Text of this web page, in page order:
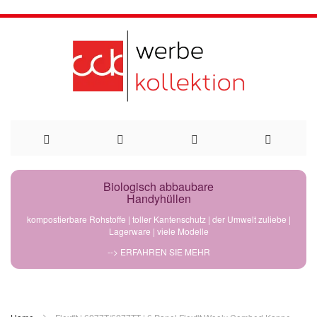
Direkt
Biologisch abbaubare
Handyhüllen
kompostierbare Rohstoffe | toller Kantenschutz | der Umwelt zuliebe |
Lagerware | viele Modelle
--> ERFAHREN SIE MEHR